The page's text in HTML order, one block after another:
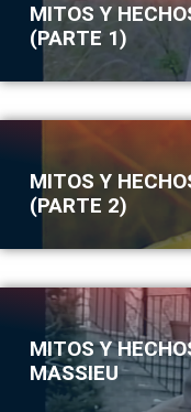
MITOS Y
(PARTE 1)
MITOS Y
(PARTE 2)
MITOS Y
MASSIEU